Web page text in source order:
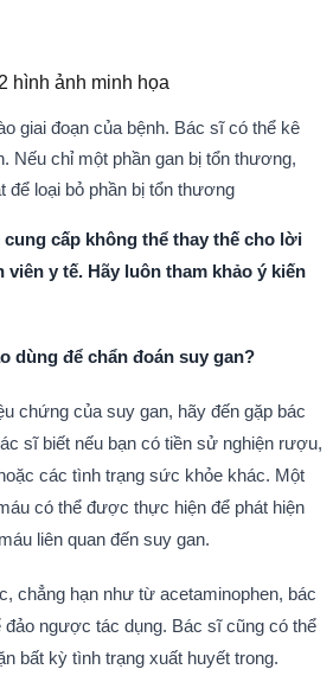
2 hình ảnh minh họa
giai đoạn của bệnh. Bác sĩ có thể kê
Nếu chỉ một phần gan bị tổn thương,
để loại bỏ phần bị tổn thương
cấp không thể thay thế cho lời
viên y tế. Hãy luôn tham khảo ý kiến
dùng để chẩn đoán suy gan?
chứng của suy gan, hãy đến gặp bác
sĩ biết nếu bạn có tiền sử nghiện rượu,
các tình trạng sức khỏe khác. Một
có thể được thực hiện để phát hiện
liên quan đến suy gan.
chẳng hạn như từ acetaminophen, bác
ngược tác dụng. Bác sĩ cũng có thể
bất kỳ tình trạng xuất huyết trong.